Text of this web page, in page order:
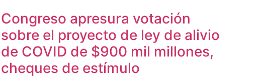
Congreso apresura votación
sobre el proyecto de ley de alivio
de COVID de $900 mil millones,
cheques de estímulo